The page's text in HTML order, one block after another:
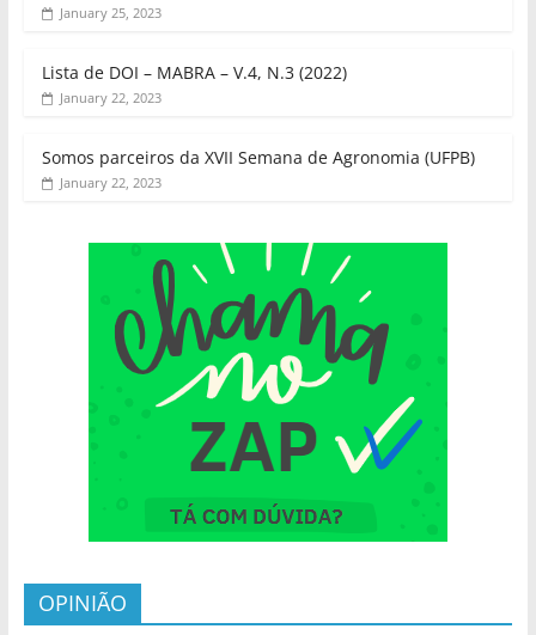
January 25, 2023
Lista de DOI – MABRA – V.4, N.3 (2022)
January 22, 2023
Somos parceiros da XVII Semana de Agronomia (UFPB)
January 22, 2023
OPINIÃO